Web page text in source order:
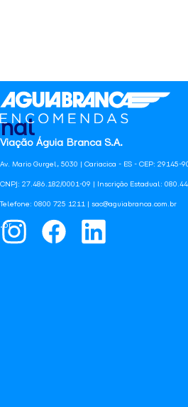
Viação Águia Branca S.A.
Av. Mario Gurgel, 5030 | Cariacica - ES - CEP: 29145-
CNPJ: 27.486.182/0001-09 | Inscrição Estadual:
Telefone: 0800 725 1211 | sac@aguiabranca.com.br